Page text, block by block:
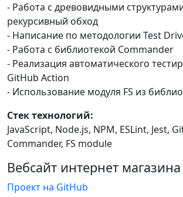
- Работа с древовидными
рекурсивный обход
- Написание по методологии Test
- Работа с библиотекой Commander
- Реализация автоматического
GitHub Action
- Использование модуля FS из
Стек технологий:
JavaScript, Node.js, NPM, ESLint, Jest,
Commander, FS module
Вебсайт интернет магазина
Проект на GitHub